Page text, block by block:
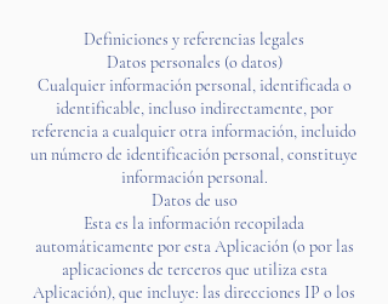
Definiciones y referencias legales
Datos personales (o datos)
Cualquier información personal, identificada o
identificable, incluso indirectamente, por
referencia a cualquier otra información, incluido
un número de identificación personal, constituye
información personal.
Datos de uso
Esta es la información recopilada
automáticamente por esta Aplicación (o por las
aplicaciones de terceros que utiliza esta
Aplicación), que incluye: las direcciones IP o los